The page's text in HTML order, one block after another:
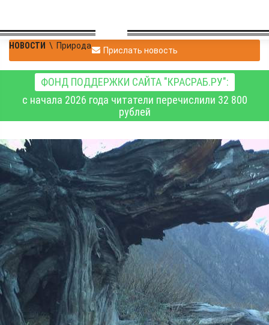
НОВОСТИ \ Природа Прислать новость
ФОНД ПОДДЕРЖКИ САЙТА "КРАСРАБ.РУ":
с начала 2026 года читатели перечислили 32 800
рублей
В Саянах фотоловушка
зафиксировала
моменты знакомства
двух снежных барсов
Природа
15.06.2026 11:01 1078